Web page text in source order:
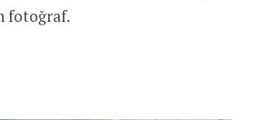
fotoğraf.